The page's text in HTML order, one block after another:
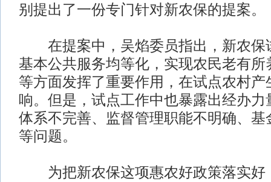
别提出了一份专门针对新农保的提案。
在提案中，吴焰委员指出，新农保
基本公共服务均等化，实现农民老有所
等方面发挥了重要作用，在试点农村产
响。但是，试点工作中也暴露出经办力
体系不完善、监督管理职能不明确、基
等问题。
为把新农保这项惠农好政策落实好